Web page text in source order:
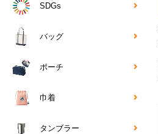
SDGs
バッグ
ポーチ
巾着
タンブラー